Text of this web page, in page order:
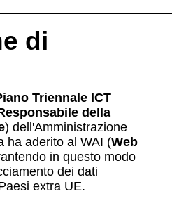
di
Triennale ICT
della
) dell'Amministrazione
ha aderito al WAI (Web
in questo modo
dei dati
extra UE.